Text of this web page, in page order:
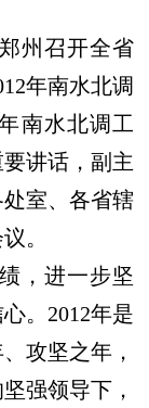
州召开全省
年南水北调
南水北调工
讲话，副主
室、各省辖
。
，进一步坚
心。 2012年是
攻坚之年，
强领导下，